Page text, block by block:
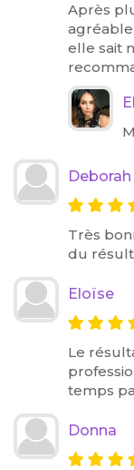
Après
elle sait
Deborah
Très
du
Eloïse
Le
temps
Donna